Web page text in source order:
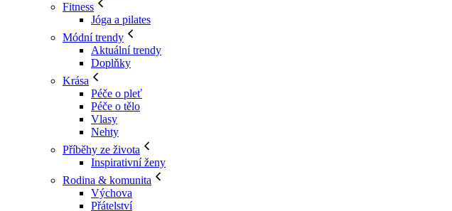
Fitness
Jóga a pilates
Módní trendy
Aktuální trendy
Doplňky
Krása
Péče o pleť
Péče o tělo
Vlasy
Nehty
Příběhy ze života
Inspirativní ženy
Rodina & komunita
Výchova
Přátelství